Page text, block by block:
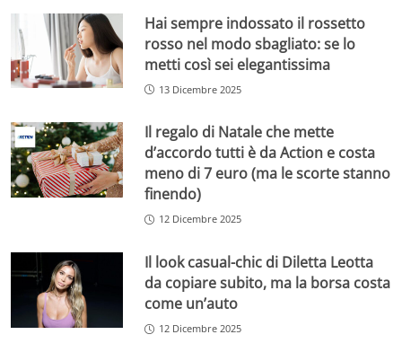
Hai sempre indossato il rossetto
rosso nel modo sbagliato: se lo
metti così sei elegantissima
13 Dicembre 2025
Il regalo di Natale che mette
d’accordo tutti è da Action e costa
meno di 7 euro (ma le scorte stanno
finendo)
12 Dicembre 2025
Il look casual-chic di Diletta Leotta
da copiare subito, ma la borsa costa
come un’auto
12 Dicembre 2025